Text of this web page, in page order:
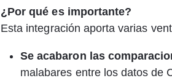
¿Por qué es importante?
Esta integración aporta varias
Se acabaron las
malabares entre los datos de